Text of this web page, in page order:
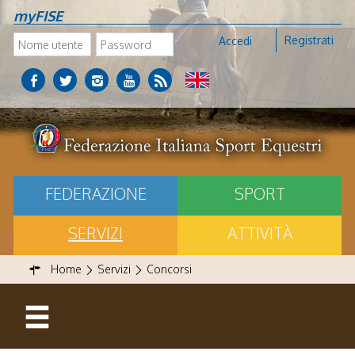
myFISE
Accedi Registrati
FEDERAZIONE
SPORT
SERVIZI
ATTIVITÀ
Home Servizi Concorsi